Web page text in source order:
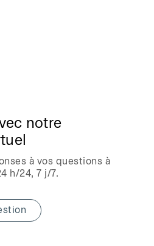
notre
à vos questions à
h/24, 7 j/7.